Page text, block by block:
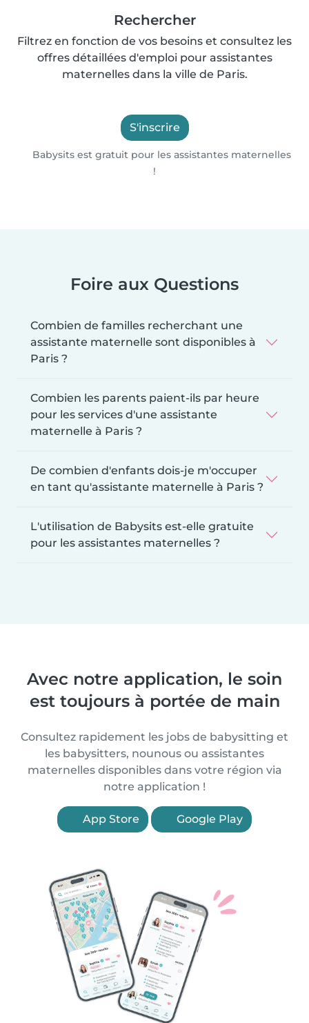
Rechercher
Filtrez en fonction de vos besoins et consultez les
offres détaillées d'emploi pour assistantes
maternelles dans la ville de Paris.
S'inscrire
Babysits est gratuit pour les assistantes maternelles
!
Foire aux Questions
Combien de familles recherchant une
assistante maternelle sont disponibles à
Paris ?
Combien les parents paient-ils par heure
pour les services d'une assistante
maternelle à Paris ?
De combien d'enfants dois-je m'occuper
en tant qu'assistante maternelle à Paris ?
L'utilisation de Babysits est-elle gratuite
pour les assistantes maternelles ?
Avec notre application, le soin
est toujours à portée de main
Consultez rapidement les jobs de babysitting et
les babysitters, nounous ou assistantes
maternelles disponibles dans votre région via
notre application !
App Store Google Play